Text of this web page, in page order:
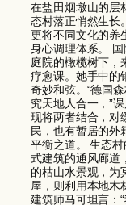
在盐田烟墩山的层
态村落正悄然生长
更将不同文化的养
身心调理体系。
庭院的橄榄树下，
疗愈课。她手中的
奇妙和弦。“德国
究天地人合一，”
现将两者结合，对
民，也有暂居的外
平衡之道。 生态
式建筑的通风廊道
的枯山水景观，为
屋，则利用本地木
建筑师马可坦言：